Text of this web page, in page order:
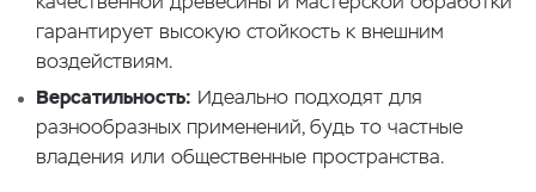
гарантирует высокую стойкость к внешним
воздействиям.
Версатильность: Идеально подходят для
разнообразных применений, будь то частные
владения или общественные пространства.